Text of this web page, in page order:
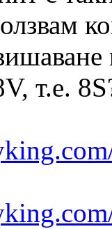
т.е.